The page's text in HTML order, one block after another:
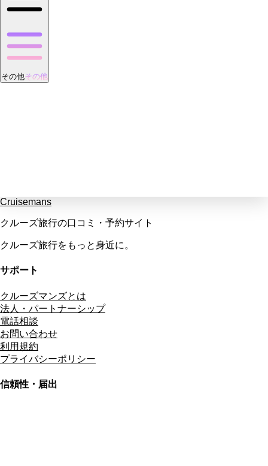
その他その他
Cruisemans
クルーズ旅行の口コミ・予約サイト
クルーズ旅行をもっと身近に。
サポート
クルーズマンズとは
法人・パートナーシップ
電話相談
お問い合わせ
利用規約
プライバシーポリシー
信頼性・届出